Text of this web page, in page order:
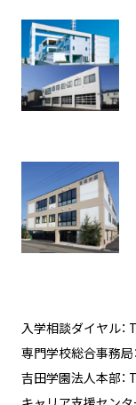
入学相談ダイヤル：
専門学校総合事務
吉田学園法人本部